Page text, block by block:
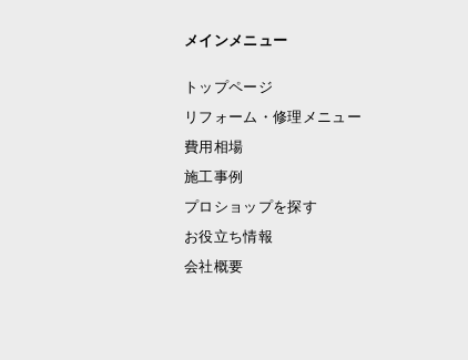
メインメニュー
トップページ
リフォーム・修理メニュー
費用相場
施工事例
プロショップを探す
お役立ち情報
会社概要